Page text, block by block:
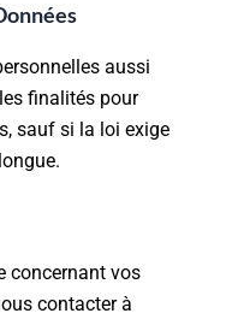
aussi
finalités pour
sauf si la loi exige
concernant vos
contacter à